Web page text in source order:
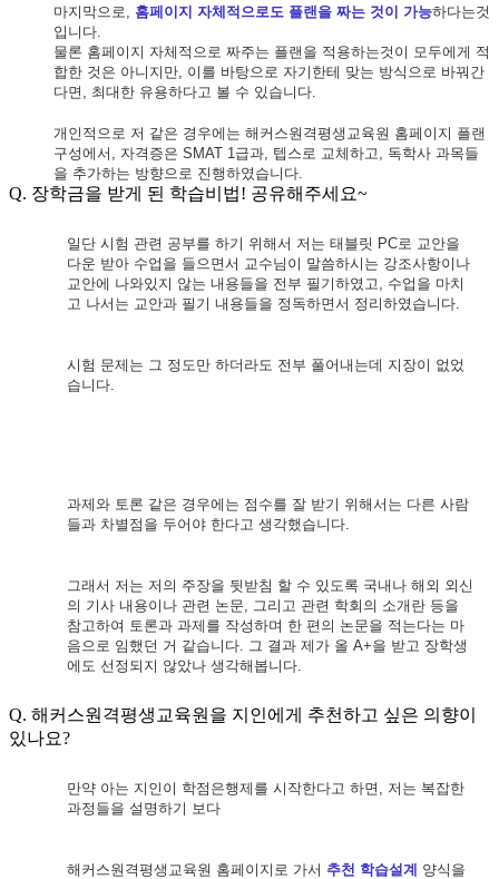
마지막으로, 홈페이지 자체적으로도 플랜을 짜는 것이 가능하다는것
입니다.
물론 홈페이지 자체적으로 짜주는 플랜을 적용하는것이 모두에게 적
합한 것은 아니지만, 이를 바탕으로 자기한테 맞는 방식으로 바꿔간
다면 , 최대한 유용하다고 볼 수 있습니다.
개인적으로 저 같은 경우에는 해커스원격평생교육원 홈페이지 플랜
구성에서 , 자격증은 SMAT 1급과, 텝스로 교체하고, 독학사 과목들
을 추가하는 방향으로 진행하였습니다.
Q. 장학금을 받게 된 학습비법! 공유해주세요~
일단 시험 관련 공부를 하기 위해서 저는 태블릿 PC로 교안을
다운 받아 수업을 들으면서 교수님이 말씀하시는 강조사항이나
교안에 나와있지 않는 내용들을 전부 필기하였고, 수업을 마치
고 나서는 교안과 필기 내용들을 정독하면서 정리하였습니다.
시험 문제는 그 정도만 하더라도 전부 풀어내는데 지장이 없었
습니다.
과제와 토론 같은 경우에는 점수를 잘 받기 위해서는 다른 사람
들과 차별점을 두어야 한다고 생 각했습니다.
그래서 저는 저의 주장을 뒷받침 할 수 있도록 국내나 해외 외신
의 기사 내용이나 관련 논문
그리고 관련 학회의 소개란 등을
참고하여 토론과 과제를 작성하며 한 편의 논문을 적는다는 마
음으로 임했던 거 같습니다. 그 결과 제가 올 A+을 받고 장학생
에도 선정되지 않았나 생각해봅니다.
Q. 해커스원격평생교육원을 지인에게 추천하고 싶은 의향이
있나요?
만약 아는 지인이 학점은행제를 시작한다고 하면
저는 복잡한
과정들을 설명하기 보다
해커스원격평생교육원 홈페이지로 가서 추천 학습설계
양식을